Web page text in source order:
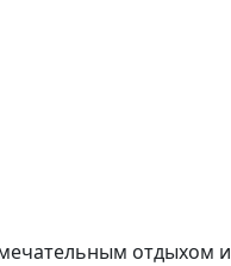
отдыхом и